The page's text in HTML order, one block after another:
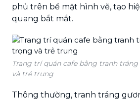
phủ trên bề mặt hình vẽ, tạo
quang bắt mắt.
Trang trí quán cafe bằng tranh
và trẻ trung
Thông thường, tranh tráng